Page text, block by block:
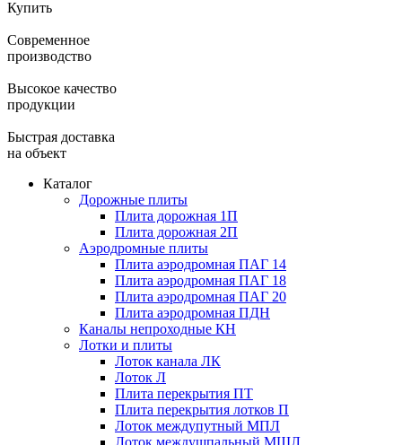
Купить
Современное
производство
Высокое качество
продукции
Быстрая доставка
на объект
Каталог
Дорожные плиты
Плита дорожная 1П
Плита дорожная 2П
Аэродромные плиты
Плита аэродромная ПАГ 14
Плита аэродромная ПАГ 18
Плита аэродромная ПАГ 20
Плита аэродромная ПДН
Каналы непроходные КН
Лотки и плиты
Лоток канала ЛК
Лоток Л
Плита перекрытия ПТ
Плита перекрытия лотков П
Лоток междупутный МПЛ
Лоток междушпальный МШЛ